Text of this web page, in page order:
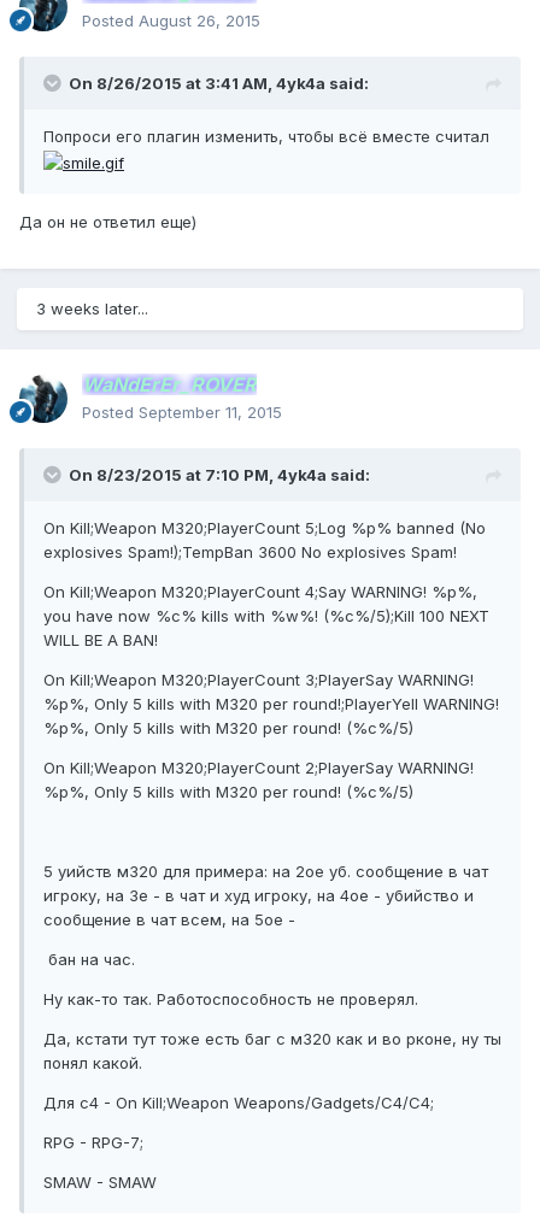
Posted August 26, 2015
On 8/26/2015 at 3:41 AM, 4yk4a said:
Попроси его плагин изменить, чтобы всё вместе считал
Да он не ответил еще)
3 weeks later...
WaNdErEr_ROVER
Posted September 11, 2015
On 8/23/2015 at 7:10 PM, 4yk4a said:
On Kill;Weapon M320;PlayerCount 5;Log %p% banned (No
explosives Spam!);TempBan 3600 No explosives Spam!
On Kill;Weapon M320;PlayerCount 4;Say WARNING! %p%,
you have now %c% kills with %w%! (%c%/5);Kill 100 NEXT
WILL BE A BAN!
On Kill;Weapon M320;PlayerCount 3;PlayerSay WARNING!
%p%, Only 5 kills with M320 per round!;PlayerYell WARNING!
%p%, Only 5 kills with M320 per round! (%c%/5)
On Kill;Weapon M320;PlayerCount 2;PlayerSay WARNING!
%p%, Only 5 kills with M320 per round! (%c%/5)
5 уийств м320 для примера: на 2ое уб. сообщение в чат
игроку, на 3е - в чат и худ игроку, на 4ое - убийство и
сообщение в чат всем, на 5ое -
бан на час.
Ну как-то так. Работоспособность не проверял.
Да, кстати тут тоже есть баг с м320 как и во рконе, ну ты
понял какой.
Для c4 - On Kill;Weapon Weapons/Gadgets/C4/C4;
RPG - RPG-7;
SMAW - SMAW